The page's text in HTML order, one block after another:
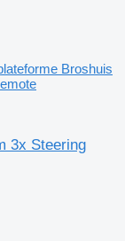
Broshuis
3x Steering